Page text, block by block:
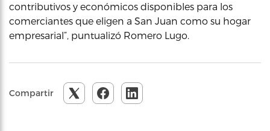
contributivos y económicos disponibles para los
comerciantes que eligen a San Juan como su hogar
empresarial”, puntualizó Romero Lugo.
Compartir